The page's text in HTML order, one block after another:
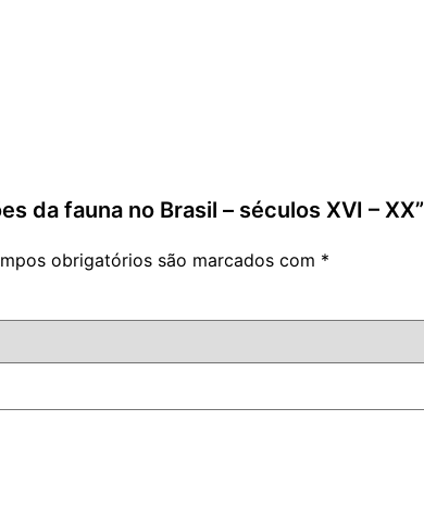
da fauna no Brasil – séculos XVI – XX”
obrigatórios são marcados com *